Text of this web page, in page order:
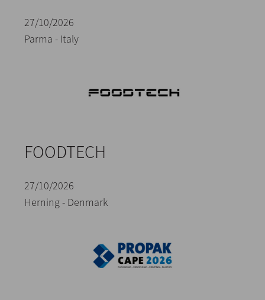
27/10/2026
Parma - Italy
FOODTECH
27/10/2026
Herning - Denmark